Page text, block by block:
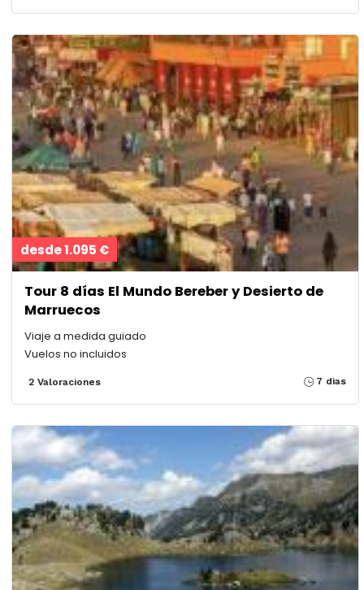
desde 1.095 €
Tour 8 días El Mundo Bereber y Desierto de
Marruecos
Viaje a medida guiado
Vuelos no incluidos
2 Valoraciones 7 dias